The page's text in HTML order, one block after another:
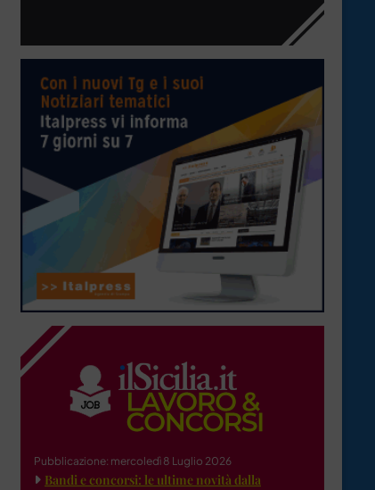
Pubblicazione: mercoledì 8 Luglio 2026
Bandi e concorsi: le ultime novità dalla